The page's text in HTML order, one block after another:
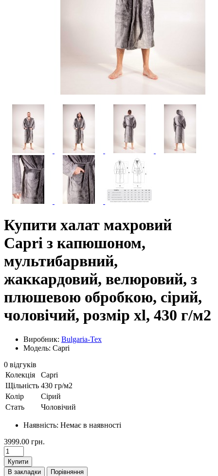
Купити халат махровий
Сapri з капюшоном,
мультибарвний,
жаккардовий, велюровий, з
плюшевою обробкою, сірий,
чоловічий, розмір xl, 430 г/м2
Виробник: Bulgaria-Tex
Модель: Capri
0 відгуків
Колекція
Capri
Щільність 430 гр/м2
Колір
Сірий
Стать
Чоловічий
Наявність: Немає в наявності
3999.00 грн.
Купити
В закладки
Порівняння